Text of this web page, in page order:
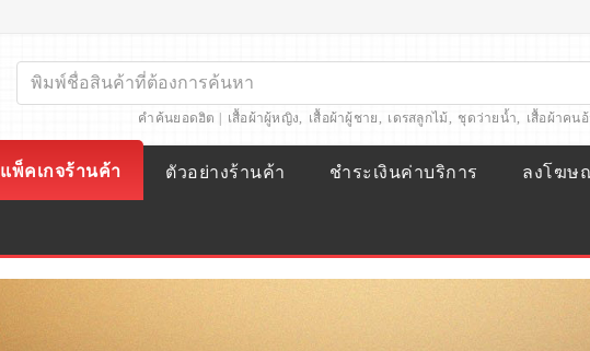
คำค้นยอดฮิต | เสื้อผ้าผู้หญิง, เสื้อผ้าผู้ชาย, เดรสลูกไม้, ชุดว่ายน้ำ, เสื้อผ้าคน
แพ็คเกจร้านค้า ตัวอย่างร้านค้า ชำระเงินค่าบริการ ลงโฆษ